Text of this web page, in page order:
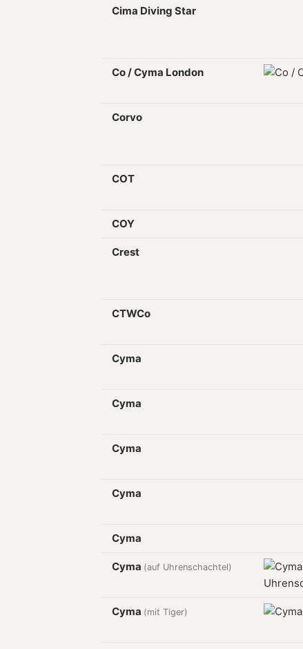
Cima Diving Star
Co / Cyma London
Corvo
COT
COY
Crest
CTWCo
Cyma
Cyma
Cyma
Cyma
Cyma
Cyma (auf Uhrenschachtel)
Cyma (mit Tiger)